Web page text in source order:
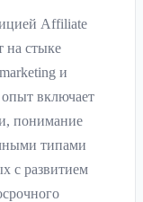
Affiliate
на стыке
и
включает
понимание
типами
с развитием